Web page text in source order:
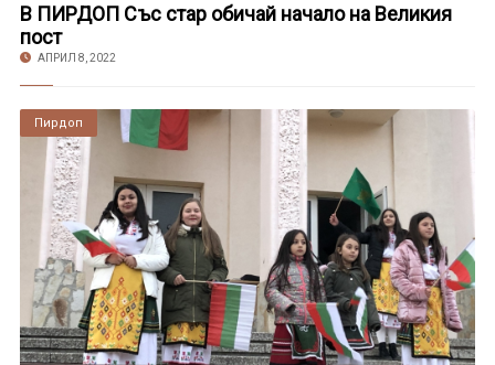
В ПИРДОП Със стар обичай начало на Великия
пост
АПРИЛ 8, 2022
Пирдоп